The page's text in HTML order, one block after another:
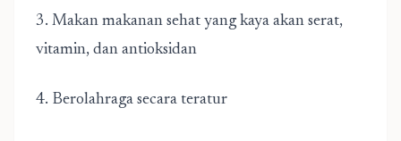
3. Makan makanan sehat yang kaya akan serat,
vitamin, dan antioksidan
4. Berolahraga secara teratur